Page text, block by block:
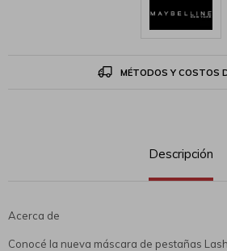
MÉTODOS Y COSTOS
Descripción
Acerca de
Conocé la nueva máscara de pestañas